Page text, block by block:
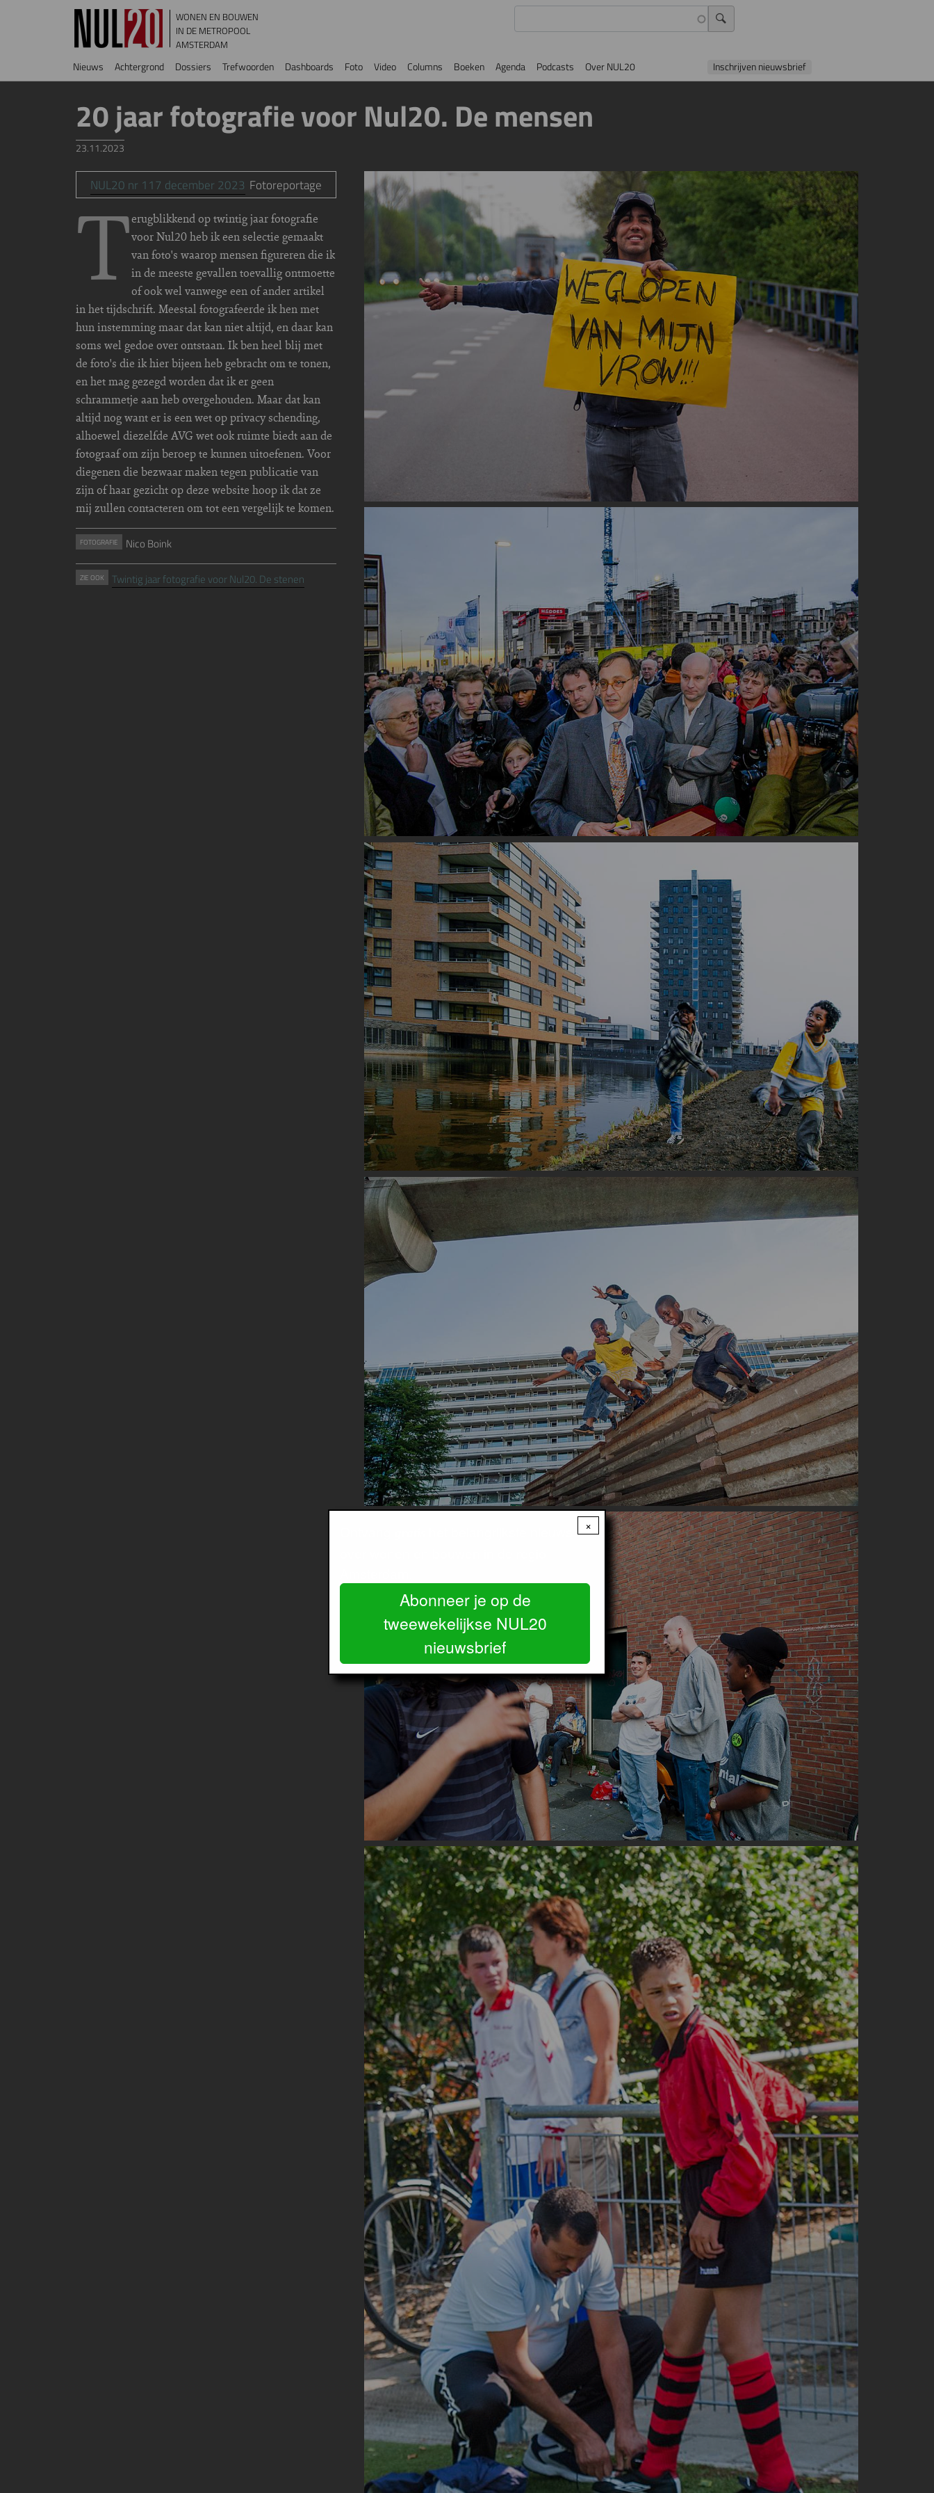
Overslaan en naar de inhoud gaan
WONEN EN BOUWEN
IN DE METROPOOL
AMSTERDAM
Hoofdnavigatie
Nieuws Achtergrond Dossiers Trefwoorden Dashboards Foto Video Columns Boeken Agenda Podcasts Over NUL20 Inschrijven nieuwsbrief
20 jaar fotografie voor Nul20. De mensen
23.11.2023
NUL20 nr 117 december 2023 Fotoreportage
Terugblikkend op twintig jaar fotografie
voor Nul20 heb ik een selectie gemaakt
van foto's waarop mensen figureren die ik
in de meeste gevallen toevallig ontmoette
of ook wel vanwege een of ander artikel
in het tijdschrift. Meestal fotografeerde ik hen met
hun instemming maar dat kan niet altijd, en daar kan
soms wel gedoe over ontstaan. Ik ben heel blij met
de foto's die ik hier bijeen heb gebracht om te tonen,
en het mag gezegd worden dat ik er geen
schrammetje aan heb overgehouden. Maar dat kan
altijd nog want er is een wet op privacy schending,
alhoewel diezelfde AVG wet ook ruimte biedt aan de
fotograaf om zijn beroep te kunnen uitoefenen. Voor
diegenen die bezwaar maken tegen publicatie van
zijn of haar gezicht op deze website hoop ik dat ze
mij zullen contacteren om tot een vergelijk te komen.
FOTOGRAFIE Nico Boink
ZIE OOK Twintig jaar fotografie voor Nul20. De stenen
Image
Image
Image
Image
×
Abonneer je op de
tweewekelijkse NUL20
nieuwsbrief